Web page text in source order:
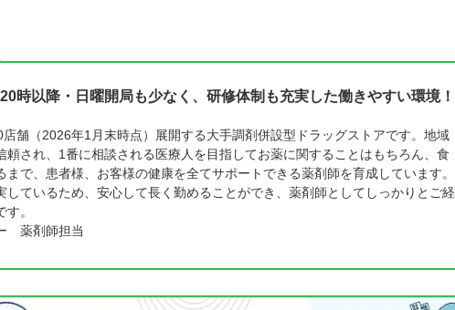
時以降・日曜開局も少なく、研修体制も充実した働きやすい環境！
舗（2026年1月末時点）展開する大手調剤併設型ドラッグストアです。地域
頼され、1番に相談される医療人を目指してお薬に関することはもちろん、食
まで、患者様、お客様の健康を全てサポートできる薬剤師を育成しています。
しているため、安心して長く勤めることができ、薬剤師としてしっかりとご経
。
薬剤師担当